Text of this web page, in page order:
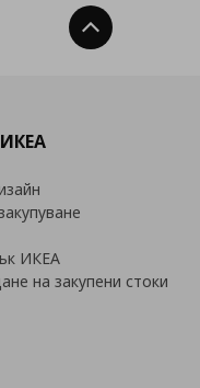
Нагоре
ИКЕА
на закупени стоки